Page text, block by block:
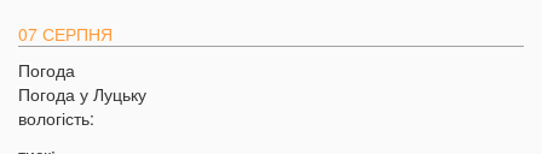
07 СЕРПНЯ
20:31
20:17
Погода
Погода у Луцьку
вологість: